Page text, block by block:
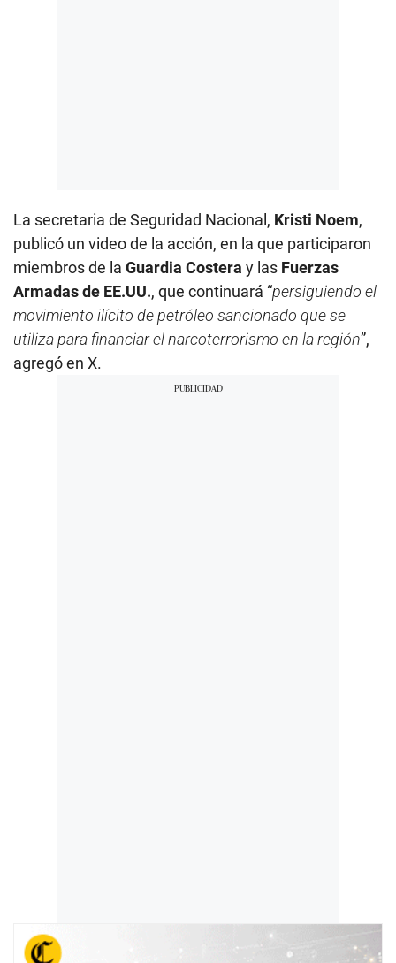
La secretaria de Seguridad Nacional, Kristi Noem,
publicó un video de la acción, en la que participaron
miembros de la Guardia Costera y las Fuerzas
Armadas de EE.UU., que continuará “persiguiendo el
movimiento ilícito de petróleo sancionado que se
utiliza para financiar el narcoterrorismo en la región”,
agregó en X.